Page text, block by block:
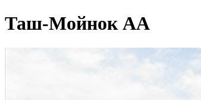
Таш-Мойнок АА